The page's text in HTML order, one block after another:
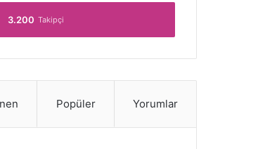
3.200 Takipçi
Popüler Yorumlar